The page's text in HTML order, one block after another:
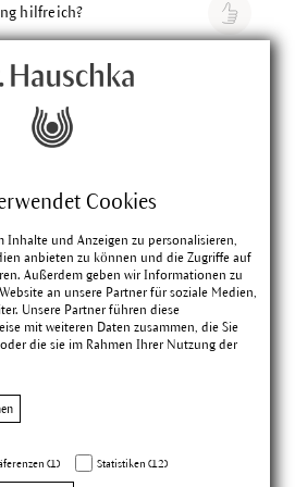
Cookies
Inhalte und Anzeigen zu personalisieren,
anbieten zu können und die Zugriffe auf
Außerdem geben wir Informationen zu
an unsere Partner für soziale Medien,
Unsere Partner führen diese
mit weiteren Daten zusammen, die Sie
die sie im Rahmen Ihrer Nutzung der
(1) Statistiken (12)
hilfreich?
die Haut glatt ohne zu
auch bei Unreinheiten. Die
ist stimmig.
hilfreich?
nicht fettend, einfach perfekt